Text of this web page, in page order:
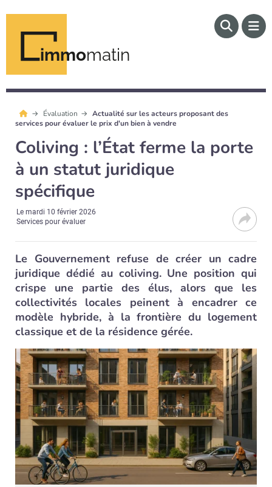
immomatin
Évaluation
Actualité sur les acteurs proposant des
services pour évaluer le prix d'un bien à vendre
Coliving : l’État ferme la porte
à un statut juridique
spécifique
Lemardi 10 février 2026
Services pour évaluer
Le Gouvernement refuse de créer un cadre
juridique dédié au coliving. Une position qui
crispe une partie des élus, alors que les
collectivités locales peinent à encadrer ce
modèle hybride, à la frontière du logement
classique et de la résidence gérée.